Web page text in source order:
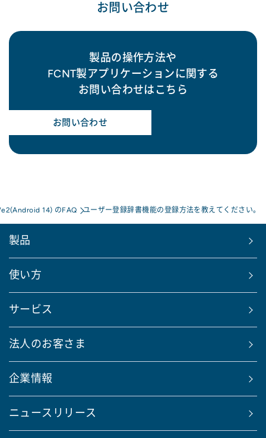
お問い合わせ
製品の操作方法や
FCNT製アプリケーションに関する
お問い合わせはこちら
お問い合わせ
14) のFAQ ユーザー登録辞書機能の登録方法を教えてください。
製品
使い方
サービス
法人のお客さま
企業情報
ニュースリリース